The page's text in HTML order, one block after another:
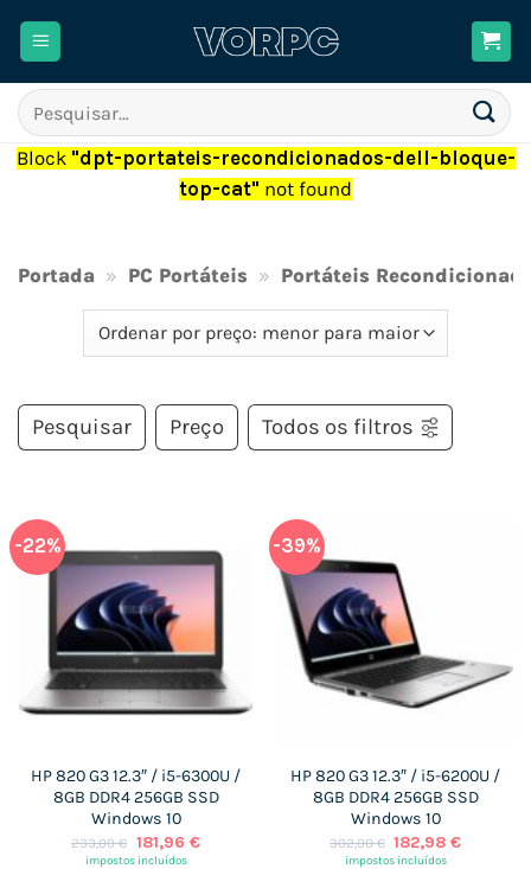
Pesquisar
por:
Block "dpt-portateis-recondicionados-dell-bloque-
top-cat" not found
Portada » PC Portáteis » Portáteis
Pesquisar Preço Todos os filtros
-22%
HP 820 G3 12.3″ / i5-6300U /
8GB DDR4 256GB SSD
Windows 10
233,00€ O
preço
181,96 €O
impostos incluídos
-39%
HP 820 G3 12.3″ / i5-6200U /
8GB DDR4 256GB SSD
Windows 10
302,00€ O
preço
182,98€O
impostos incluídos